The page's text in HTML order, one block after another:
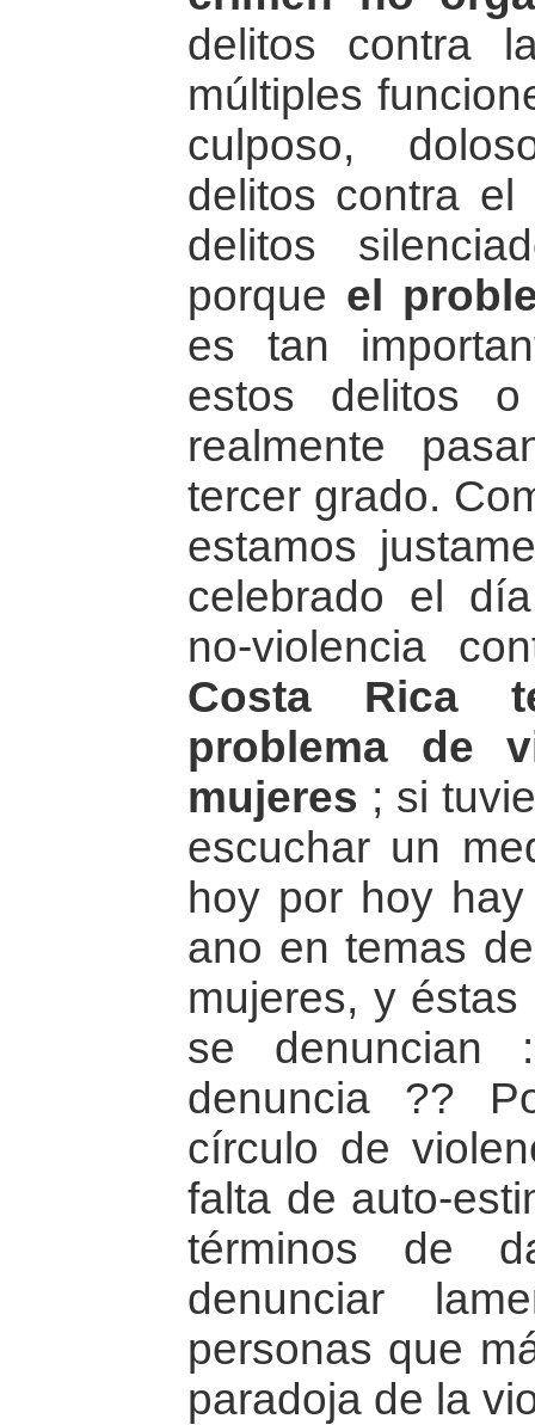
delitos contra
múltiples
culposo,
delitos contra el
delitos
porque el
es tan
estos delitos
realmente
tercer grado.
estamos
celebrado el
no-violencia
Costa Rica
problema de
mujeres ; si
escuchar un
hoy por hoy
ano en temas
mujeres, y
se
denuncia ??
círculo de
falta de auto-
términos de
denunciar
personas que
paradoja de la